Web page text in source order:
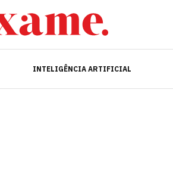
INTELIGÊNCIA ARTIFICIAL
INTELIGÊNCIA ARTIFICIAL